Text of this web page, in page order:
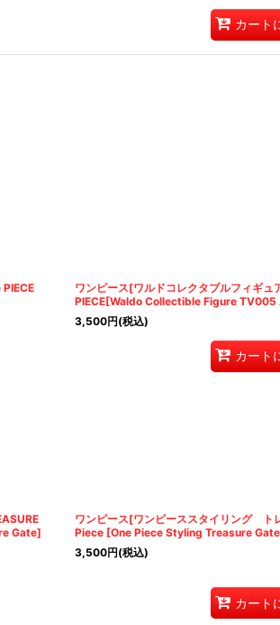
カート
ワンピース[ワルドコレクタブルフィ
PIECE[Waldo Collectible Figure TV005
3,500円(税込)
カート
Gate]
ワンピース[ワンピーススタイリング
Piece [One Piece Styling Treasure
3,500円(税込)
カート